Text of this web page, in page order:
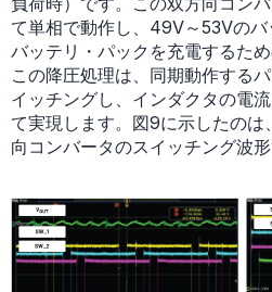
て単相で動作し、49V～53Vのバ
バッテリ・パックを充電するた
この降圧処理は、同期動作する
イッチングし、インダクタの電
て実現します。図9に示したの
向コンバータのスイッチング波形